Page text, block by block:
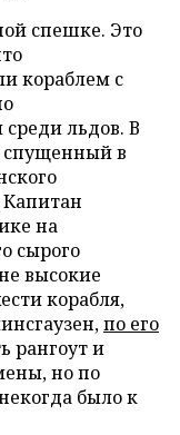
спешке. Это
кораблем с
льдов. В
спущенный в
на
сырого
высокие
корабля,
по его
рангоут и
но по
было к